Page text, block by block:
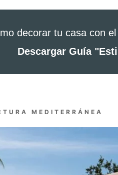
decorar tu casa con
Descargar Guía
MEDITERRÁNEA